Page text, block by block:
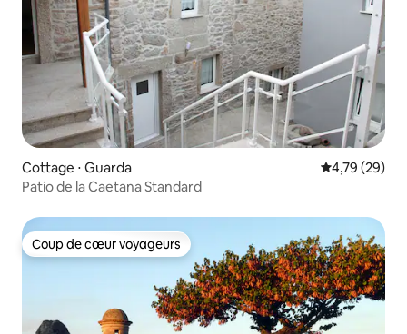
Cottage ⋅ Guarda Évaluation
4,79 (29)
Patio de la Caetana Standard
Coup de cœur voyageurs
Coup de cœur voyageurs